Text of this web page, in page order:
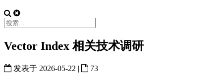
Vector Index 相关技术调研
发表于 2026-05-22 | 73